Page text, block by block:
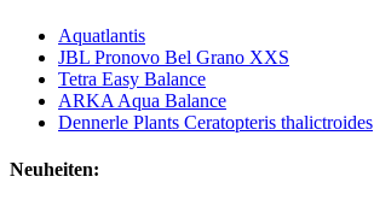
Aquatlantis
JBL Pronovo Bel Grano XXS
Tetra Easy Balance
ARKA Aqua Balance
Dennerle Plants Ceratopteris thalictroides
Neuheiten: